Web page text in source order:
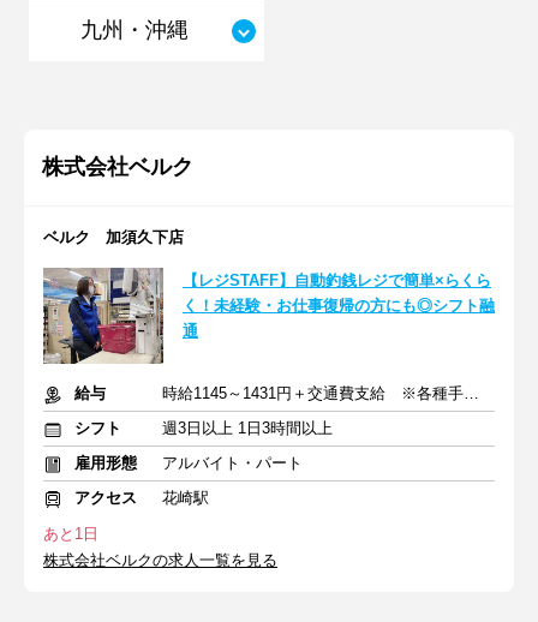
九州・沖縄
株式会社ベルク
ベルク 加須久下店
【レジSTAFF】自動釣銭レジで簡単×らくら
く！未経験・お仕事復帰の方にも◎シフト融
通
給与
時給1145～1431円＋交通費支給 ※各種手当含む
シフト
週3日以上 1日3時間以上
雇用形態
アルバイト・パート
アクセス
花崎駅
あと1日
株式会社ベルクの求人一覧を見る